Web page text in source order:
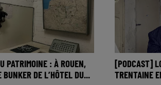
PATRIMOINE : À ROUEN,
DE L’HÔTEL DU...
[PODCAST]
TRENTAINE